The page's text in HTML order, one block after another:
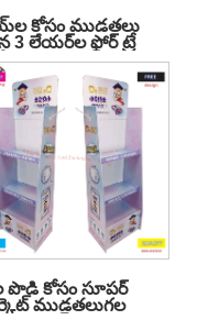
కోసం ముడతలు
3 లేయర్‌ల ఫ్లోర్ ట్రే
పొడి కోసం సూపర్
ముడతలుగల